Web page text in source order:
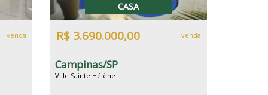
venda
CASA
R$ 3.690.000,00 venda
Campinas/SP
Ville Sainte Hélène